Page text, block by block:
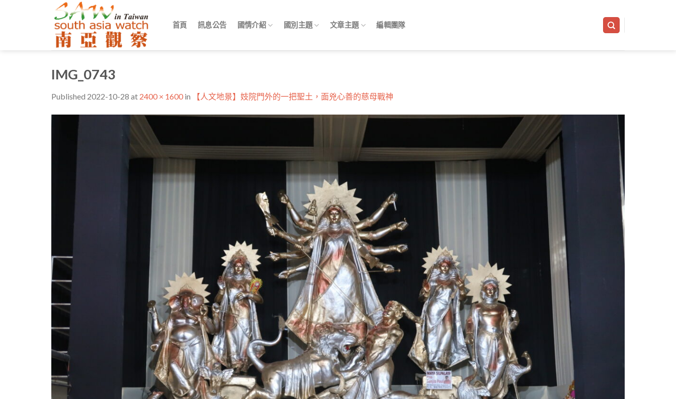
首頁 訊息公告 國情介紹 國別主題 文章主題 編輯團隊
IMG_0743
Published 2022-10-28 at 2400 × 1600 in 【人文地景】妓院門外的一把聖土，面兇心善的慈母戰神